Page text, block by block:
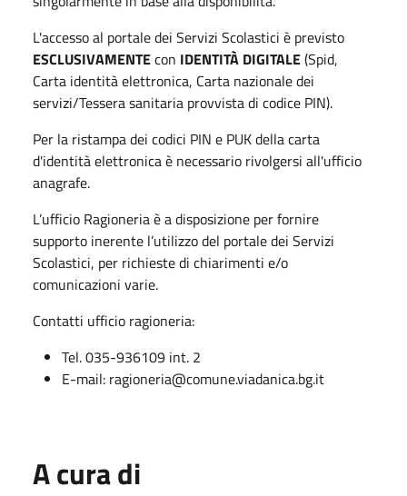
L'accesso al portale dei Servizi Scolastici è previsto
ESCLUSIVAMENTEcon IDENTITÀ DIGITALE(Spid,
Carta identità elettronica, Carta nazionale dei
servizi/Tessera sanitaria provvista di codice PIN).
Per la ristampa dei codici PIN e PUK della carta
d'identità elettronica è necessario rivolgersi all'ufficio
anagrafe.
L’ufficio Ragioneria è a disposizione per fornire
supporto inerente l’utilizzo del portale dei Servizi
Scolastici, per richieste di chiarimenti e/o
comunicazioni varie.
Contatti ufficio ragioneria:
Tel. 035-936109 int. 2
E-mail: ragioneria@comune.viadanica.bg.it
A cura di